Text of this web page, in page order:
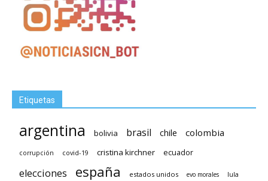
Etiquetas
argentina bolivia brasil chile colombia
corrupción covid-19 cristina kirchner ecuador
elecciones españa estados unidos evo morales lula